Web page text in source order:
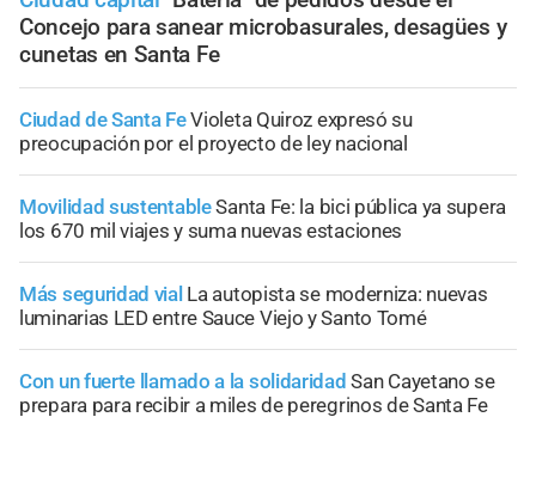
Concejo para sanear microbasurales, desagües y
cunetas en Santa Fe
Ciudad de Santa FeVioleta Quiroz expresó su
preocupación por el proyecto de ley nacional
Movilidad sustentableSanta Fe: la bici pública ya supera
los 670 mil viajes y suma nuevas estaciones
Más seguridad vial La autopista se moderniza: nuevas
luminarias LED entre Sauce Viejo y Santo Tomé
Con un fuerte llamado a la solidaridad San Cayetano se
prepara para recibir a miles de peregrinos de Santa Fe